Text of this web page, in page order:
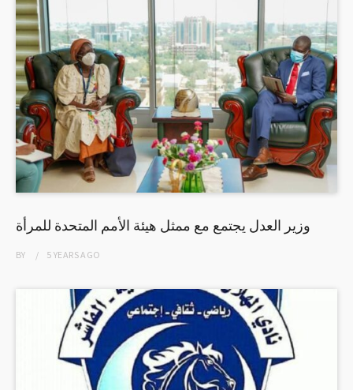
وزير العدل يجتمع مع ممثل هيئة الأمم المتحدة للمرأة
BY 5 YEARSAGO